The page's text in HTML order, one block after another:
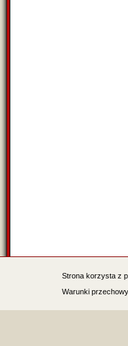
Strona korzysta z
Warunki